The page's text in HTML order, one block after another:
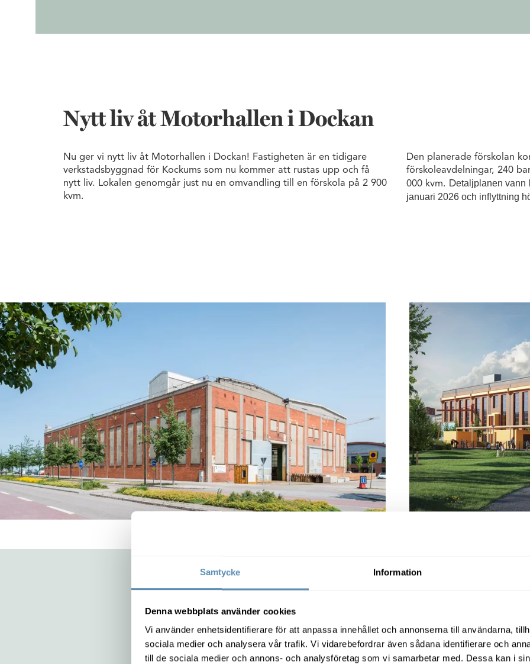
Samtycke Information
Denna webbplats använder cookies
Vi använder enhetsidentifierare för att anpassa innehållet och annonserna till användarna,
sociala medier och analysera vår trafik. Vi vidarebefordrar även sådana identifierare och
till de sociala medier och annons- och analysföretag som vi samarbetar med. Dessa kan i
Nytt liv åt Motorhallen i Dockan
Nu ger vi nytt liv åt Motorhallen i Dockan! Fastigheten är en tidigare
verkstadsbyggnad för Kockums som nu kommer att rustas upp och få
nytt liv. Lokalen genomgår just nu en omvandling till en förskola på 2 900
kvm.
Den planerade förskolan
förskoleavdelningar, 240
000 kvm. Detaljplanen vann
januari 2026 och inflyttning
Från verkstadsbyggnad till förskola. Nu rustar vi upp
och omvandlar fastigheten till en förskola.